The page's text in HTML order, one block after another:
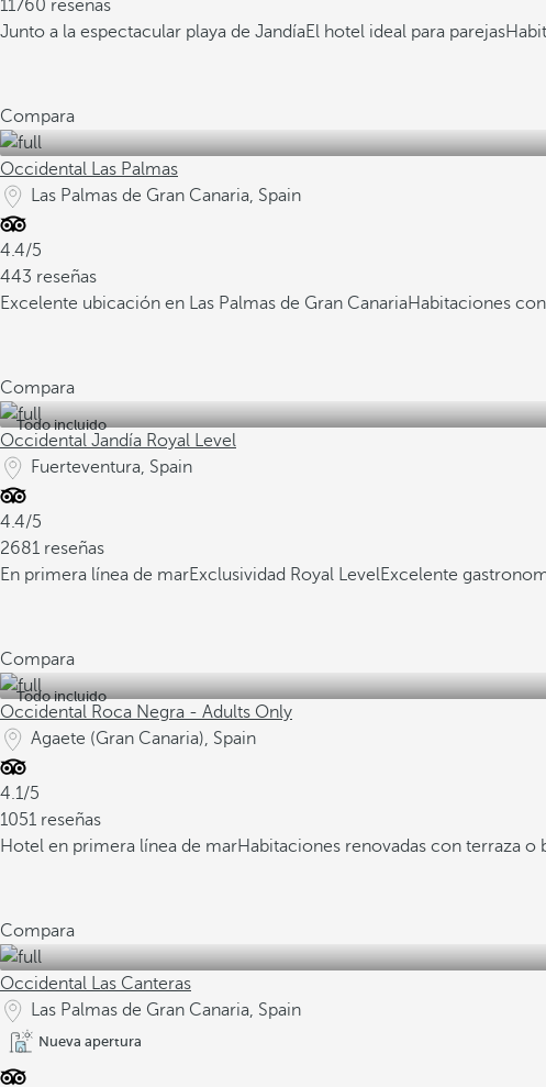
11760 reseñas
Junto a la espectacular playa de JandíaEl hotel ideal para parejas
Compara
Occidental Las Palmas
Las Palmas de Gran Canaria, Spain
4.4/5
443 reseñas
Excelente ubicación en Las Palmas de Gran CanariaHabitaciones
Compara
Todo incluido
Occidental Jandía Royal Level
Fuerteventura, Spain
4.4/5
2681 reseñas
En primera línea de marExclusividad Royal LevelExcelente
Compara
Todo incluido
Occidental Roca Negra - Adults Only
Agaete (Gran Canaria), Spain
4.1/5
1051 reseñas
Hotel en primera línea de marHabitaciones renovadas con terraza o
Compara
Occidental Las Canteras
Las Palmas de Gran Canaria, Spain
Nueva apertura